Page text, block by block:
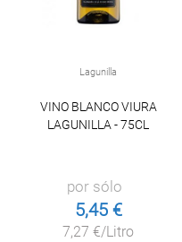
Lagunilla
VINO BLANCO VIURA
LAGUNILLA - 75CL
por sólo
5,45 €
7,27 €/Litro